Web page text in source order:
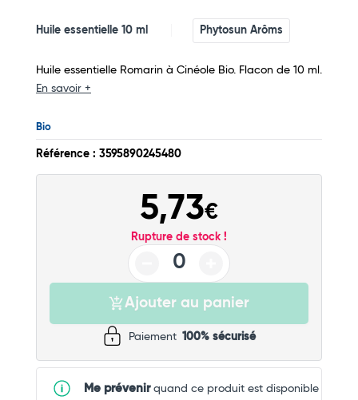
Total
Commander
Huile essentielle 10 ml Phytosun Arôms
Huile essentielle Romarin à Cinéole Bio. Flacon de 10 ml.
En savoir +
Bio
Référence : 3595890245480
5,73€
Rupture de stock !
Ajouter au panier
Paiement 100% sécurisé
Me prévenirquand ce produit est disponible